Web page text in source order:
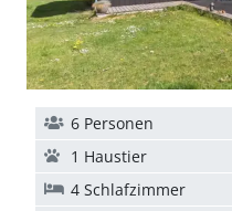
6 Personen
1 Haustier
4 Schlafzimmer